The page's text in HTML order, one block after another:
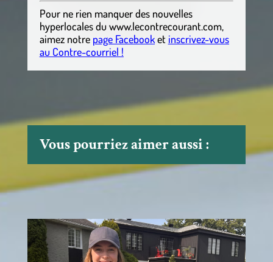
Pour ne rien manquer des nouvelles
hyperlocalesdu www.lecontrecourant.com,
aimez notre page Facebooket inscrivez-vous
au Contre-courriel !
Vous pourriez aimer aussi :